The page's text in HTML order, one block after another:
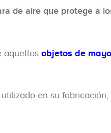
de aire que protege a
aquellos objetos de
en su